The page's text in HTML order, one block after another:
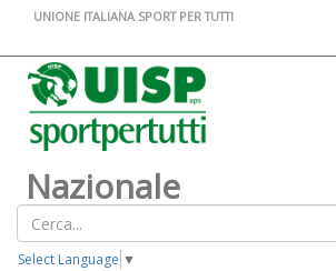
UNIONE ITALIANA SPORT PER TUTTI
Nazionale
Select Language ▼